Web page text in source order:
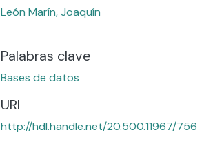
León Marín, Joaquín
Palabras clave
Bases de datos
URI
http://hdl.handle.net/20.500.11967/756